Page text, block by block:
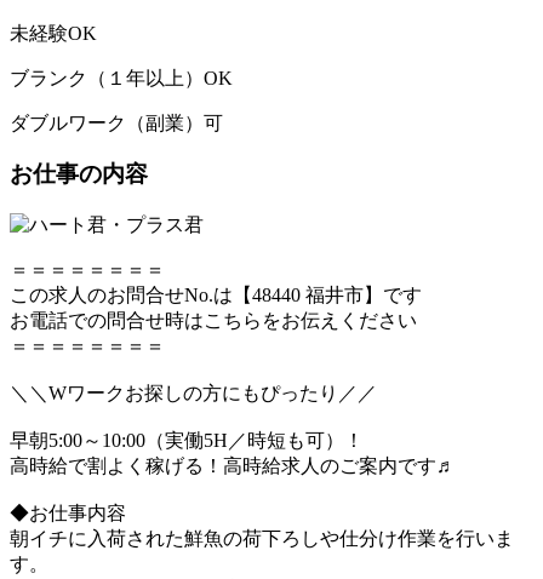
未経験OK
ブランク（１年以上）OK
ダブルワーク（副業）可
お仕事の内容
＝＝＝＝＝＝＝＝
この求人のお問合せNo.は【48440 福井市】です
お電話での問合せ時はこちらをお伝えください
＝＝＝＝＝＝＝＝
＼＼Wワークお探しの方にもぴったり／／
早朝5:00～10:00（実働5H／時短も可）！
高時給で割よく稼げる！高時給求人のご案内です♬
◆お仕事内容
朝イチに入荷された鮮魚の荷下ろしや仕分け作業を行いま
す。